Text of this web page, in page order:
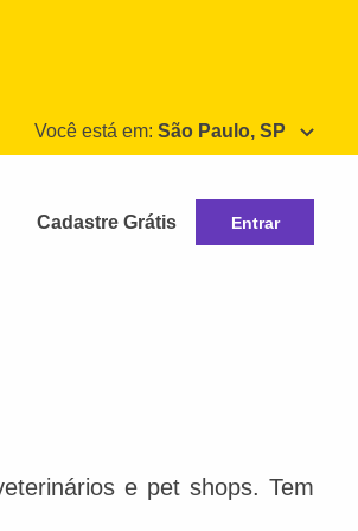
Você está em: São Paulo, SP
Cadastre Grátis Entrar
e pet shops. Tem